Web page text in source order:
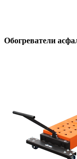
Обогреватели